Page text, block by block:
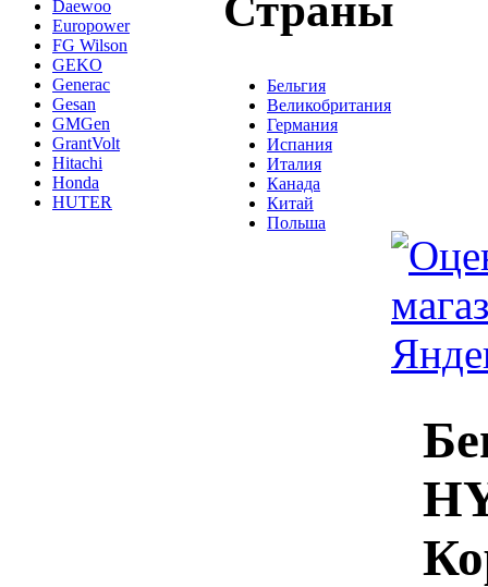
Daewoo
Europower
FG Wilson
GEKO
Generac
Gesan
GMGen
GrantVolt
Hitachi
Honda
HUTER
Бельгия
Великобритания
Германия
Испания
Италия
Канада
Китай
Польша